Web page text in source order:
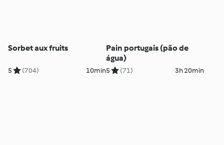
Sorbet aux fruits
5 (704) 10min
Pain portugais (pão de
água)
5 (71) 3h 20min